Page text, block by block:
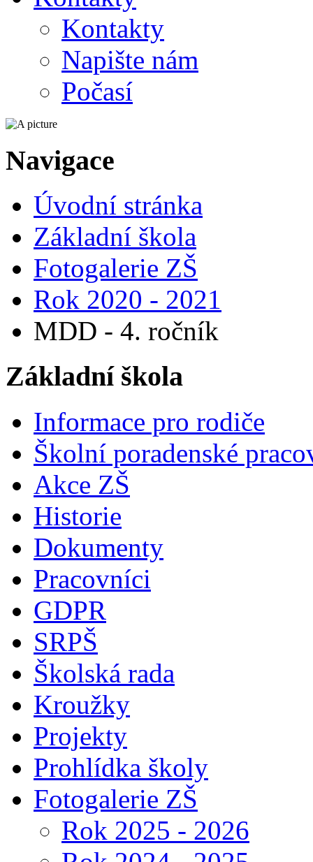
Kontakty
Napište nám
Počasí
Navigace
Úvodní stránka
Základní škola
Fotogalerie ZŠ
Rok 2020 - 2021
MDD - 4. ročník
Základní škola
Informace pro rodiče
Školní poradenské
Akce ZŠ
Historie
Dokumenty
Pracovníci
GDPR
SRPŠ
Školská rada
Kroužky
Projekty
Prohlídka školy
Fotogalerie ZŠ
Rok 2025 - 2026